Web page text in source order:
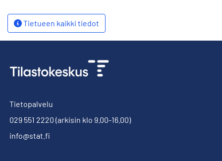
Tietueen kaikki tiedot
Tietopalvelu
029 551 2220 (arkisin klo 9.00-16.00)
info@stat.fi